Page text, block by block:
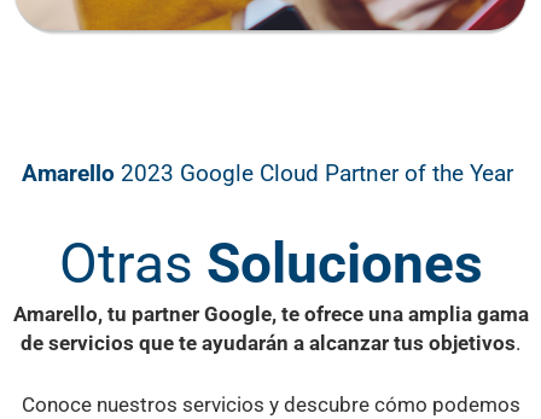
Amarello 2023 Google Cloud Partner of the Year
Otras Soluciones
Amarello, tu partner Google, te ofrece una amplia gama
de servicios que te ayudarán a alcanzar tus objetivos.
Conoce nuestros servicios y descubre cómo podemos